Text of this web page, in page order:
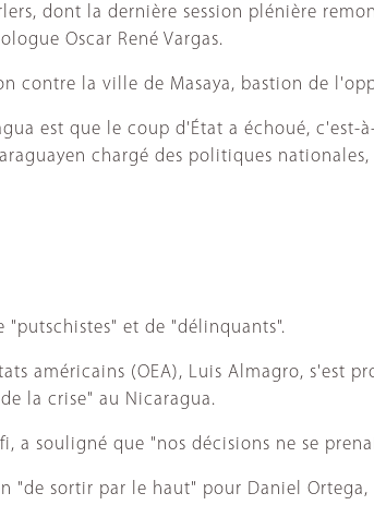
dont la dernière session plénière
Oscar René Vargas.
contre la ville de Masaya, bastion de
est que le coup d'État a échoué,
chargé des politiques nationales,
et de "délinquants".
américains (OEA), Luis Almagro,
la crise" au Nicaragua.
a souligné que "nos décisions ne se
"de sortir par le haut" pour Daniel